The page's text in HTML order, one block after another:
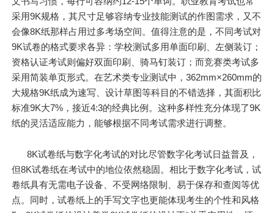
采用9K规格，其尺寸足够容纳专业技能测试的作图需求，又不
会像8K纸那样占用过多考场空间。值得注意的是，不同考试对
9K试卷的格式要求各异：学校测试多用单面印刷、左侧装订；
资格认证考试则偏好双面印刷、骑马钉装订；而竞赛类考试多
采用简装单页形式。在艺术类专业测试中，362mm×260mm的
大规格9K纸成为速写、设计草图等科目的不错选择，其面积比
标准9K大7%，接近4:3的经典比例。这种多样性充分体现了9K
纸的灵活适应能力，能够根据不同考试需求进行调整。
8K试卷纸与数字化考试的对比尽管数字化考试日益普及，
但8K试卷纸在考试中的地位依然稳固。相比于数字化考试，试
卷纸具有无需电子设备、不受网络限制、易于保存和查阅等优
点。同时，试卷纸上的手写文字也更能体现考生的个性和风格